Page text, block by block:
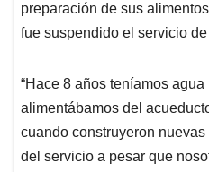
preparación de sus
fue suspendido el servicio
“Hace 8 años teníamos
alimentábamos del
cuando construyeron
del servicio a pesar que